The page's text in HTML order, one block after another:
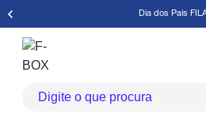
Dia dos Pais